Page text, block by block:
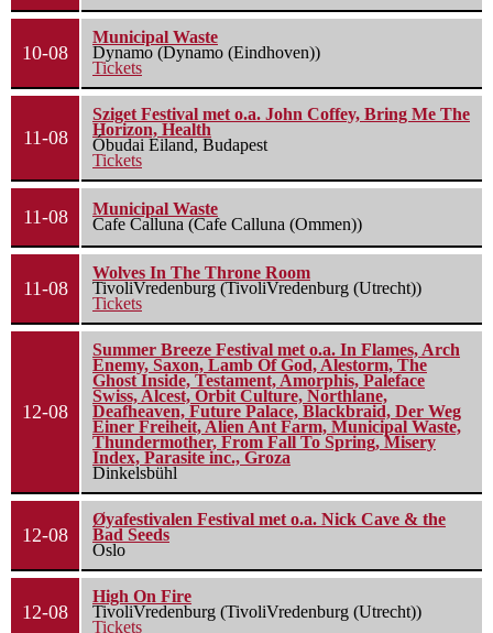
10-08
Municipal Waste
Dynamo (Dynamo (Eindhoven))
Tickets
11-08
Sziget Festival met o.a. John Coffey, Bring Me The
Horizon, Health
Óbudai Eiland, Budapest
Tickets
11-08
Municipal Waste
Cafe Calluna (Cafe Calluna (Ommen))
11-08
Wolves In The Throne Room
TivoliVredenburg (TivoliVredenburg (Utrecht))
Tickets
12-08
Summer Breeze Festival met o.a. In Flames, Arch
Enemy, Saxon, Lamb Of God, Alestorm, The
Ghost Inside, Testament, Amorphis, Paleface
Swiss, Alcest, Orbit Culture, Northlane,
Deafheaven, Future Palace, Blackbraid, Der Weg
Einer Freiheit, Alien Ant Farm, Municipal Waste,
Thundermother, From Fall To Spring, Misery
Index, Parasite inc., Groza
Dinkelsbühl
12-08
Øyafestivalen Festival met o.a. Nick Cave & the
Bad Seeds
Oslo
12-08
High On Fire
TivoliVredenburg (TivoliVredenburg (Utrecht))
Tickets